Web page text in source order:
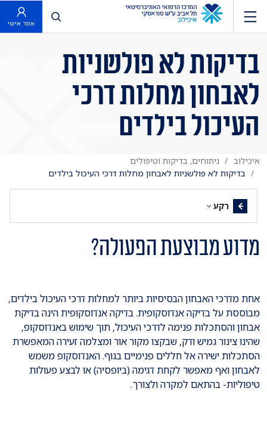
פתח חיפוש
אזור אישי
בדיקות לא פולשניות
לאבחון מחלות דרכי
העיכול בילדים
איכילוב
ניתוחים, בדיקות וטיפולים
בדיקות לא פולשניות לאבחון מחלות דרכי העיכול בילדים
רקע
מדוע מבוצעת הפעולה?
אחת מדרכי האבחון הבסיסיות ביותר למחלות דרכי העיכול בילדים,
מבוססת על בדיקה אנדוסקופית. בדיקה אנדוסקופית הינה בדיקת
אבחון והסתכלות פנימה לדרכי העיכול, תוך שימוש באנדוסקופ,
שהינו צינור גמיש ודק, שבקצו מקור אור ומצלמה זעירה המאפשרת
הסתכלות ישירה אל חללים פנימיים בגוף. האנדוסקופ משמש
לאבחון ואף מאפשר לקחת דגימה (ביופסיה) או לבצע פעולות
טיפוליות- בהתאם למקרה ולצורך.